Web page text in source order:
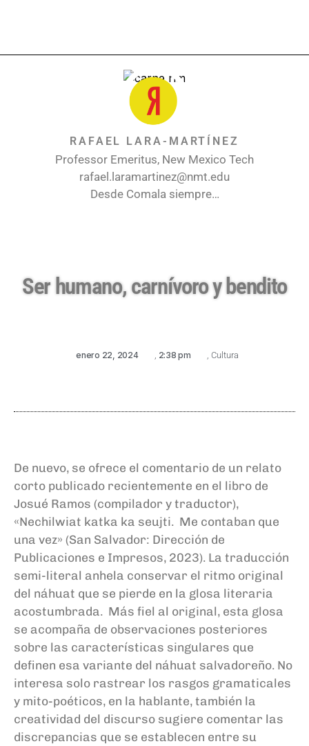
RAFAEL LARA-MARTÍNEZ
Professor Emeritus, New Mexico Tech
rafael.laramartinez@nmt.edu
Desde Comala siempre…
Ser humano, carnívoro y bendito
enero 22, 2024 2:38 pm Cultura
De nuevo, se ofrece el comentario de un relato
corto publicado recientemente en el libro de
Josué Ramos (compilador y traductor),
«Nechilwiat katka ka seujti. Me contaban que
una vez» (San Salvador: Dirección de
Publicaciones e Impresos, 2023). La traducción
semi-literal anhela conservar el ritmo original
del náhuat que se pierde en la glosa literaria
acostumbrada. Más fiel al original, esta glosa
se acompaña de observaciones posteriores
sobre las características singulares que
definen esa variante del náhuat salvadoreño. No
interesa solo rastrear los rasgos gramaticales
y mito-poéticos, en la hablante, también la
creatividad del discurso sugiere comentar las
discrepancias que se establecen entre su